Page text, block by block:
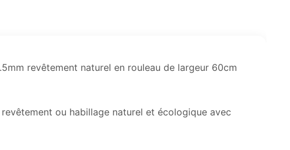
revêtement naturel en rouleau de largeur 60cm
ou habillage naturel et écologique avec